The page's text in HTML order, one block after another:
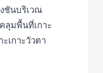
ชันบริเวณ
ลุมพื้นที่เกาะ
เกาะวัวตา